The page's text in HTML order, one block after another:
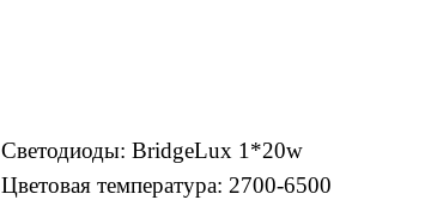
Светодиоды: BridgeLux 1*20w
Цветовая температура: 2700-6500